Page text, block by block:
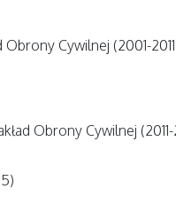
Cywilnej (2001-
Obrony Cywilnej